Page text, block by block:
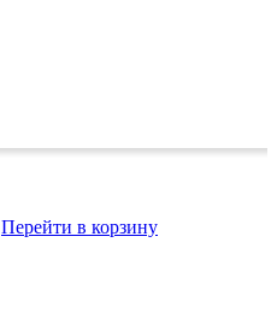
Перейти в корзину